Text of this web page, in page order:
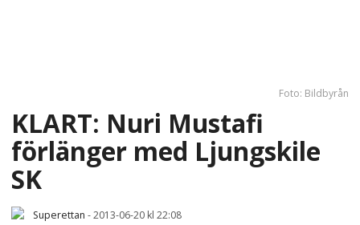
Foto: Bildbyrån
KLART: Nuri Mustafi
förlänger med Ljungskile
SK
Superettan -2013-06-20 kl 22:08